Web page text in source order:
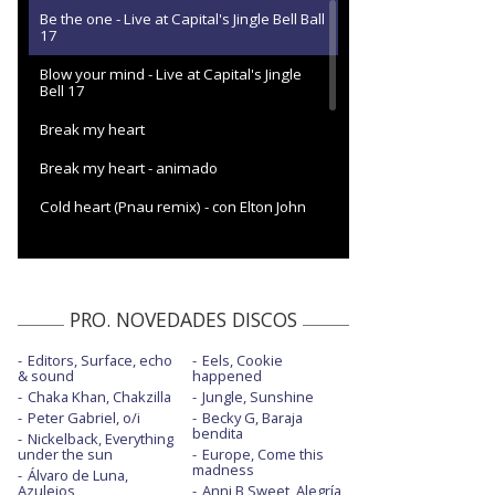
Be the one - Live at Capital's Jingle Bell Ball
17
Blow your mind - Live at Capital's Jingle
Bell 17
Break my heart
Break my heart - animado
Cold heart (Pnau remix) - con Elton John
Don't start now
Don't start now - ARIA Awards 2019
Don't start now - con la letra
Don't start now - Hello 2021: Americas
Don't start now - Live in LA, 2019
PRO. NOVEDADES DISCOS
Editors, Surface, echo
& sound
Chaka Khan, Chakzilla
Peter Gabriel, o/i
Nickelback, Everything
under the sun
Álvaro de Luna,
Azulejos
Eels, Cookie
happened
Jungle, Sunshine
Becky G, Baraja
bendita
Europe, Come this
madness
Anni B Sweet, Alegría